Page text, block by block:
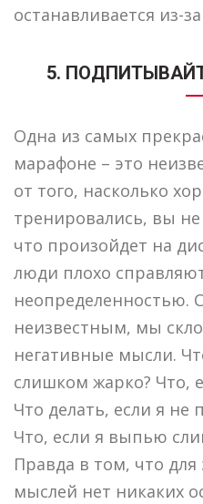
останавливается из-
5.
Одна из самых
марафоне – это
от того, насколько
тренировались, вы
что произойдет на
люди плохо
неопределенностью.
неизвестным, мы
негативные мысли.
слишком жарко? Что,
Что делать, если я не
Что, если я выпью
Правда в том, что
мыслей нет никаких